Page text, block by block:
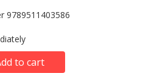
9789511403586
to cart